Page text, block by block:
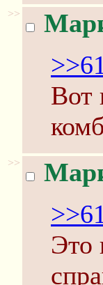
>>
Вот
>>
Это